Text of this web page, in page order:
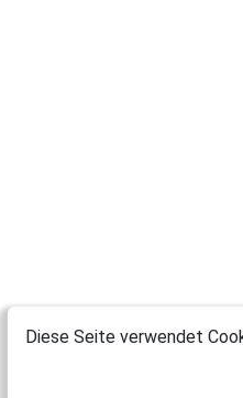
Diese Seite verwendet